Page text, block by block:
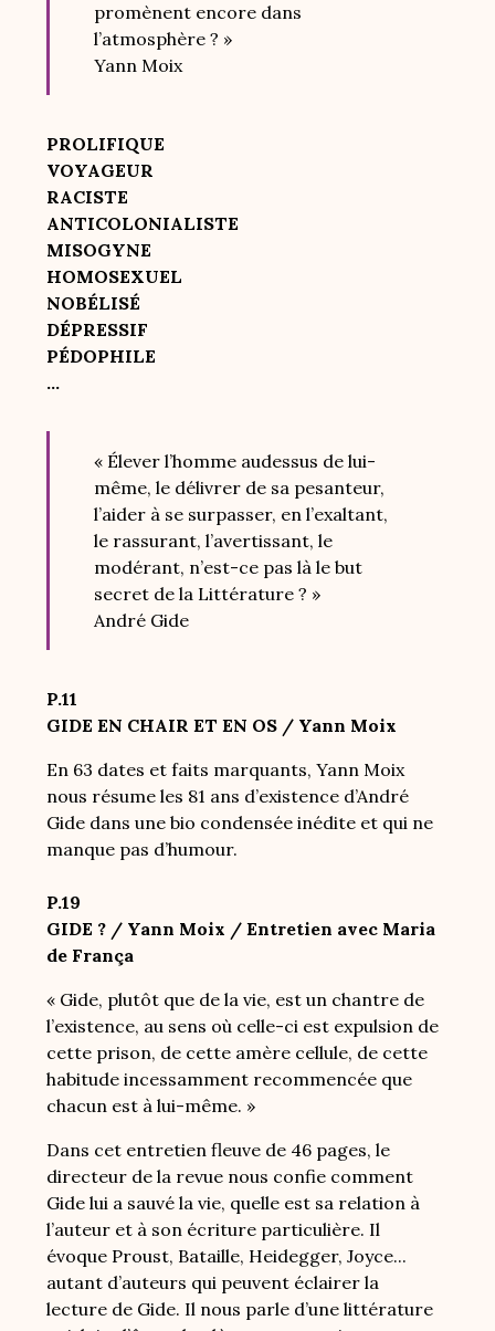
promènent encore dans
l’atmosphère ? »
Yann Moix
PROLIFIQUE
VOYAGEUR
RACISTE
ANTICOLONIALISTE
MISOGYNE
HOMOSEXUEL
NOBÉLISÉ
DÉPRESSIF
PÉDOPHILE
...
« Élever l’homme audessus de lui-
même, le délivrer de sa pesanteur,
l’aider à se surpasser, en l’exaltant,
le rassurant, l’avertissant, le
modérant, n’est-ce pas là le but
secret de la Littérature ? »
André Gide
P.11
GIDE EN CHAIR ET EN OS / Yann Moix
En 63 dates et faits marquants, Yann Moix
nous résume les 81 ans d’existence d’André
Gide dans une bio condensée inédite et qui ne
manque pas d’humour.
P.19
GIDE ? / Yann Moix / Entretien avec Maria
de França
« Gide, plutôt que de la vie, est un chantre de
l’existence, au sens où celle-ci est expulsion de
cette prison, de cette amère cellule, de cette
habitude incessamment recommencée que
chacun est à lui-même. »
Dans cet entretien fleuve de 46 pages, le
directeur de la revue nous confie comment
Gide lui a sauvé la vie, quelle est sa relation à
l’auteur et à son écriture particulière. Il
évoque Proust, Bataille, Heidegger, Joyce...
autant d’auteurs qui peuvent éclairer la
lecture de Gide. Il nous parle d’une littérature